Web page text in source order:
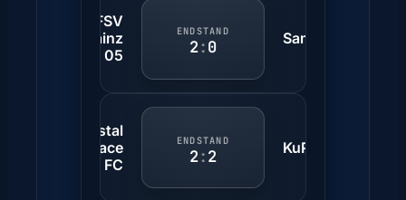
1. FSV
Mainz
05
ENDSTAND
2:0 Samsunspor
Crystal
Palace
FC
ENDSTAND
2:2 KuPS